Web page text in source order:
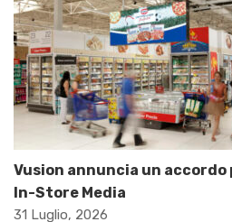
Vusion annuncia un accordo
In-Store Media
31 Luglio, 2026